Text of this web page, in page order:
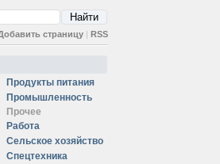
страницу | RSS
Продукты питания
Промышленность
Прочее
Работа
Сельское хозяйство
Спецтехника